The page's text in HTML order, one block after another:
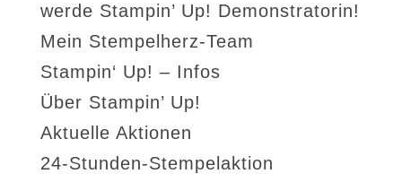
werde Stampin’ Up! Demonstratorin!
Mein Stempelherz-Team
Stampin‘ Up! – Infos
Über Stampin’ Up!
Aktuelle Aktionen
24-Stunden-Stempelaktion